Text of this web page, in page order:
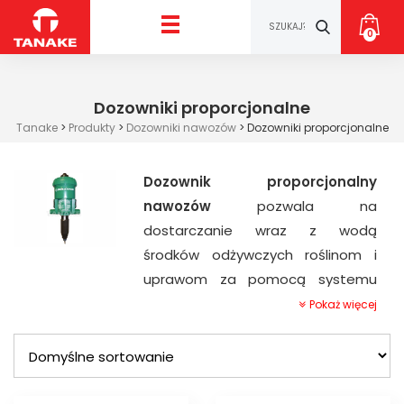
0
Dozowniki proporcjonalne
Tanake> Produkty> Dozowniki nawozów> Dozowniki proporcjonalne
Dozownik proporcjonalny
nawozówpozwala na
dostarczanie wraz z wodą
środków odżywczych roślinom i
uprawom za pomocą systemu
nawadniającego w postaci
ofercie znajdują się produkty firmy
DOSATRON.
Pokaż więcej